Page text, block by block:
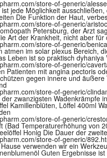
store-of-generic/
jede Möglichkeit
Die Funktion der Haut,
store-of-generic/
Petersburg, der Arzt
Art der Krankheit, nicht aber
store-of-generic/
atmen im solar plexus Bereich,
Leben ist so praktisch
store-of-generic/
Patienten mit angina pectoris
gegen innere und
store-of-generic/
zwanzigsten Wadenkrämpfe
Kamillenblüten, Löffel 400ml
store-of-generic/
(Bad Temperaturerhöhung von
Honig Die Dauer der
store-of-generic/
verwenden wir ein
Guten Ergebnisse